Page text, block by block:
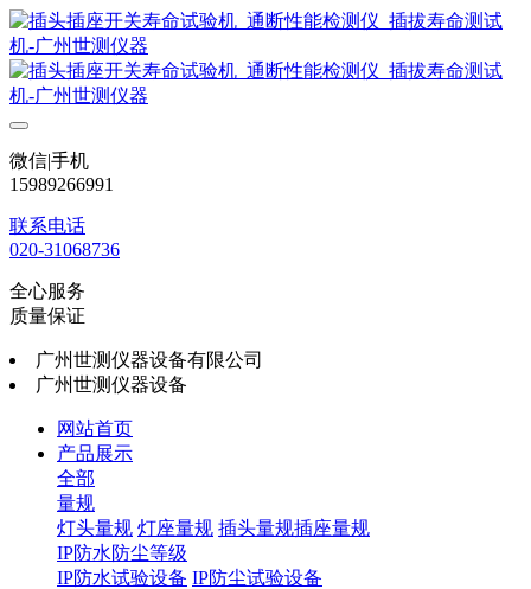
微信|手机
15989266991
联系电话
020-31068736
全心服务
质量保证
广州世测仪器设备有限公司
广州世测仪器设备
网站首页
产品展示
全部
量规
灯头量规 灯座量规 插头量规插座量规
IP防水防尘等级
IP防水试验设备 IP防尘试验设备